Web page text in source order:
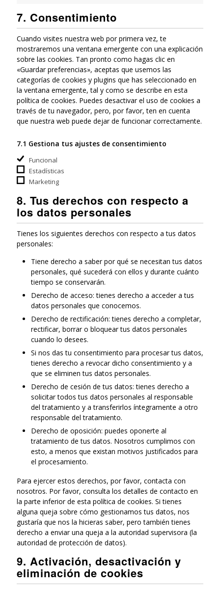
7. Consentimiento
Cuando visites nuestra web por primera vez, te
mostraremos una ventana emergente con una explicación
sobre las cookies. Tan pronto como hagas clic en
«Guardar preferencias», aceptas que usemos las
categorías de cookies y plugins que has seleccionado en
la ventana emergente, tal y como se describe en esta
política de cookies. Puedes desactivar el uso de cookies a
través de tu navegador, pero, por favor, ten en cuenta
que nuestra web puede dejar de funcionar correctamente.
7.1 Gestiona tus ajustes de consentimiento
Funcional
Estadísticas
Marketing
8. Tus derechos con respecto a
los datos personales
Tienes los siguientes derechos con respecto a tus datos
personales:
Tiene derecho a saber por qué se necesitan tus datos
personales, qué sucederá con ellos y durante cuánto
tiempo se conservarán.
Derecho de acceso: tienes derecho a acceder a tus
datos personales que conocemos.
Derecho de rectificación: tienes derecho a completar,
rectificar, borrar o bloquear tus datos personales
cuando lo desees.
Si nos das tu consentimiento para procesar tus datos,
tienes derecho a revocar dicho consentimiento y a
que se eliminen tus datos personales.
Derecho de cesión de tus datos: tienes derecho a
solicitar todos tus datos personales al responsable
del tratamiento y a transferirlos íntegramente a otro
responsable del tratamiento.
Derecho de oposición: puedes oponerte al
tratamiento de tus datos. Nosotros cumplimos con
esto, a menos que existan motivos justificados para
el procesamiento.
Para ejercer estos derechos, por favor, contacta con
nosotros. Por favor, consulta los detalles de contacto en
la parte inferior de esta política de cookies. Si tienes
alguna queja sobre cómo gestionamos tus datos, nos
gustaría que nos la hicieras saber, pero también tienes
derecho a enviar una queja a la autoridad supervisora (la
autoridad de protección de datos).
9. Activación, desactivación y
eliminación de cookies